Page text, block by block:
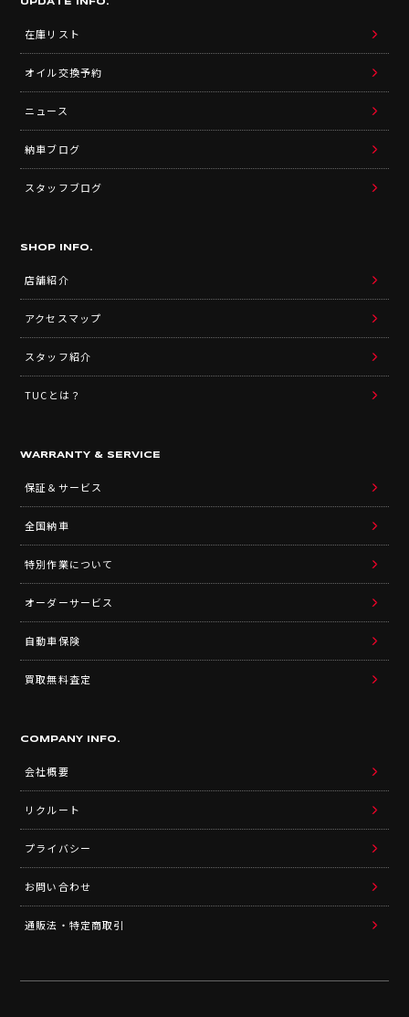
UPDATE INFO.
在庫リスト
オイル交換予約
ニュース
納車ブログ
スタッフブログ
SHOP INFO.
店舗紹介
アクセスマップ
スタッフ紹介
TUCとは？
WARRANTY & SERVICE
保証＆サービス
全国納車
特別作業について
オーダーサービス
自動車保険
買取無料査定
COMPANY INFO.
会社概要
リクルート
プライバシー
お問い合わせ
通販法・特定商取引